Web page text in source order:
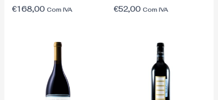
€168,00 Com IVA €52,00 Com IVA